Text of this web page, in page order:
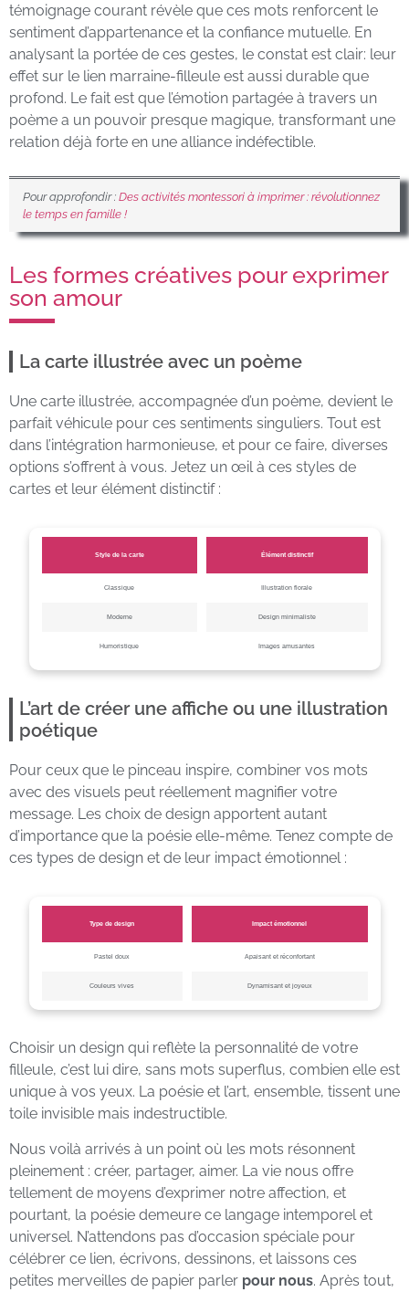
témoignage courant révèle que ces mots renforcent le
sentiment d’appartenance et la confiance mutuelle. En
analysant la portée de ces gestes, le constat est clair: leur
effet sur le lien marraine-filleule est aussi durable que
profond. Le fait est que l’émotion partagée à travers un
poème a un pouvoir presque magique, transformant une
relation déjà forte en une alliance indéfectible.
Pour approfondir : Des activités montessori à imprimer : révolutionnez
le temps en famille !
Les formes créatives pour exprimer
son amour
La carte illustrée avec un poème
Une carte illustrée, accompagnée d’un poème, devient le
parfait véhicule pour ces sentiments singuliers. Tout est
dans l’intégration harmonieuse, et pour ce faire, diverses
options s’offrent à vous. Jetez un œil à ces styles de
cartes et leur élément distinctif :
Style de la carte Élément distinctif
Classique Illustration florale
Moderne Design minimaliste
Humoristique Images amusantes
L’art de créer une affiche ou une illustration
poétique
Pour ceux que le pinceau inspire, combiner vos mots
avec des visuels peut réellement magnifier votre
message. Les choix de design apportent autant
d’importance que la poésie elle-même. Tenez compte de
ces types de design et de leur impact émotionnel :
Type de design Impact émotionnel
Pastel doux Apaisant et réconfortant
Couleurs vives Dynamisant et joyeux
Choisir un design qui reflète la personnalité de votre
filleule, c’est lui dire, sans mots superflus, combien elle est
unique à vos yeux. La poésie et l’art, ensemble, tissent une
toile invisible mais indestructible.
Nous voilà arrivés à un point où les mots résonnent
pleinement : créer, partager, aimer. La vie nous offre
tellement de moyens d’exprimer notre affection, et
pourtant, la poésie demeure ce langage intemporel et
universel. N’attendons pas d’occasion spéciale pour
célébrer ce lien, écrivons, dessinons, et laissons ces
petites merveilles de papier parler pour nous. Après tout,